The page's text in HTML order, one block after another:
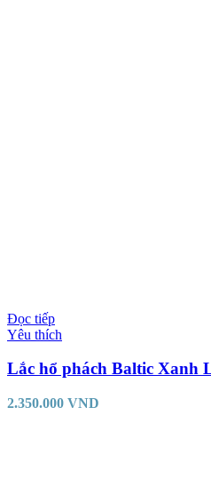
Đọc tiếp
Yêu thích
Lắc hổ phách Baltic Xanh
2.350.000 VND